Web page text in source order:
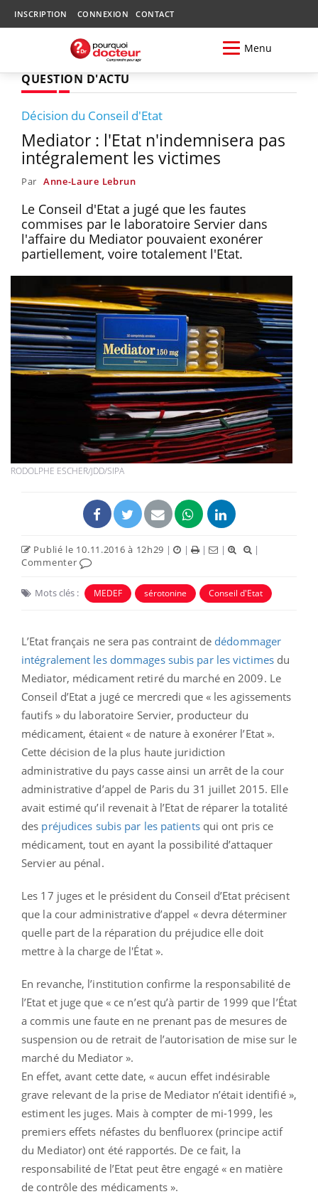
INSCRIPTION CONNEXION CONTACT
Menu
QUESTION D'ACTU
Décision du Conseil d'Etat
Mediator : l'Etat n'indemnisera pas
intégralement les victimes
Par Anne-Laure Lebrun
Le Conseil d'Etat a jugé que les fautes
commises par le laboratoire Servier dans
l'affaire du Mediator pouvaient exonérer
partiellement, voire totalement l'Etat.
RODOLPHE ESCHER/JDD/SIPA
Publié le 10.11.2016 à 12h29 | | | |
|
Commenter
Mots clés : MEDEF sérotonine Conseil d'Etat
L’Etat français ne sera pas contraint de dédommager
intégralement les dommages subis par les victimesdu
Mediator, médicament retiré du marché en 2009. Le
Conseil d’Etat a jugé ce mercredi que « les agissements
fautifs » du laboratoire Servier, producteur du
médicament, étaient « de nature à exonérer l’Etat ».
Cette décision de la plus haute juridiction
administrative du pays casse ainsi un arrêt de la cour
administrative d’appel de Paris du 31 juillet 2015. Elle
avait estimé qu’il revenait à l’Etat de réparer la totalité
des préjudices subis par les patients qui ont pris ce
médicament, tout en ayant la possibilité d’attaquer
Servier au pénal.
Les 17 juges et le président du Conseil d’Etat précisent
que la cour administrative d’appel « devra déterminer
quelle part de la réparation du préjudice elle doit
mettre à la charge de l'État ».
En revanche, l’institution confirme la responsabilité de
l’Etat et juge que « ce n’est qu’à partir de 1999 que l’État
a commis une faute en ne prenant pas de mesures de
suspension ou de retrait de l’autorisation de mise sur le
marché du Mediator ».
En effet, avant cette date, « aucun effet indésirable
grave relevant de la prise de Mediator n’était identifié »,
estiment les juges. Mais à compter de mi-1999, les
premiers effets néfastes du benfluorex (principe actif
du Mediator) ont été rapportés. De ce fait, la
responsabilité de l’Etat peut être engagé « en matière
de contrôle des médicaments ».